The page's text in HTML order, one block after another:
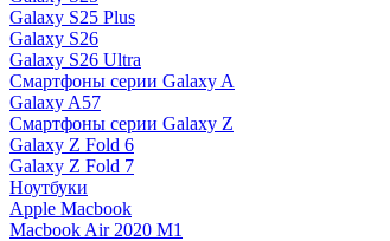
Galaxy S25 Plus
Galaxy S26
Galaxy S26 Ultra
Смартфоны серии Galaxy A
Galaxy A57
Смартфоны серии Galaxy Z
Galaxy Z Fold 6
Galaxy Z Fold 7
Ноутбуки
Apple Macbook
Macbook Air 2020 M1